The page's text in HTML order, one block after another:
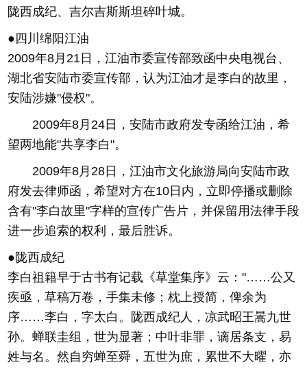
陇西成纪、吉尔吉斯斯坦碎叶城。
●四川绵阳江油
2009年8月21日，江油市委宣传部致函中央电视台、
湖北省安陆市委宣传部，认为江油才是李白的故里，
安陆涉嫌"侵权"。
2009年8月24日，安陆市政府发专函给江油，希
望两地能"共享李白"。
2009年8月28日，江油市文化旅游局向安陆市政
府发去律师函，希望对方在10日内，立即停播或删除
含有"李白故里"字样的宣传广告片，并保留用法律手段
进一步追索的权利，最后胜诉。
●陇西成纪
李白祖籍早于古书有记载《草堂集序》云："……公又
疾亟，草稿万卷，手集未修；枕上授简，俾余为
序……李白，字太白。陇西成纪人，凉武昭王暠九世
孙。蝉联圭组，世为显著；中叶非罪，谪居条支，易
姓与名。然自穷蝉至舜，五世为庶，累世不大曜，亦